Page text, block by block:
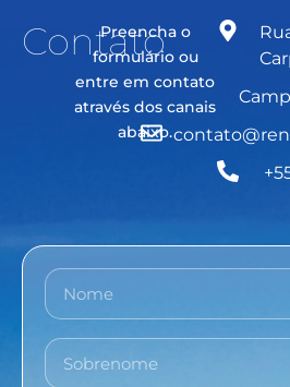
Contato
Preencha o
formulário ou
entre em contato
através dos canais
abaixo.